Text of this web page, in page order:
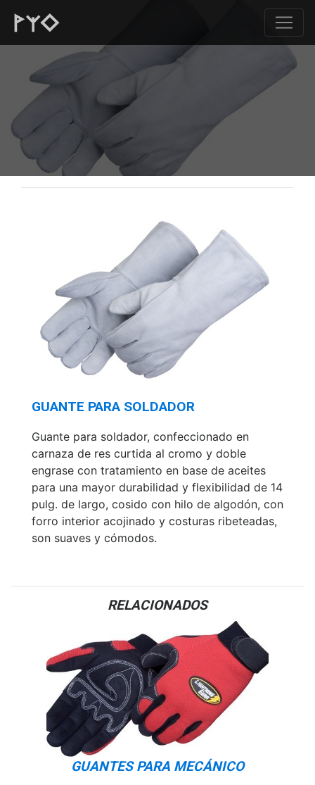
GUANTE PARA SOLDADOR
Guante para soldador, confeccionado en
carnaza de res curtida al cromo y doble
engrase con tratamiento en base de aceites
para una mayor durabilidad y flexibilidad de 14
pulg. de largo, cosido con hilo de algodón, con
forro interior acojinado y costuras ribeteadas,
son suaves y cómodos.
RELACIONADOS
GUANTES PARA MECÁNICO